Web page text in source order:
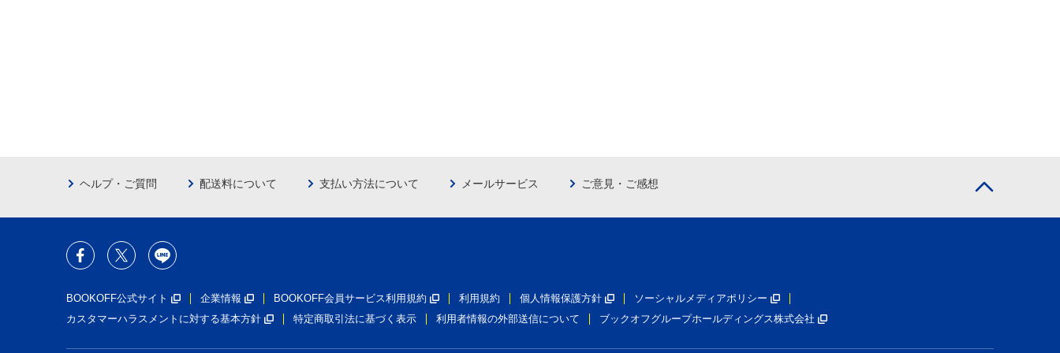
ヘルプ・ご質問 配送料について 支払い方法について メールサービス ご意見・ご感想
BOOKOFF公式サイト 企業情報 BOOKOFF会員サービス利用規約 利用規約 個人情報保護方針
ソーシャルメディアポリシー
カスタマーハラスメントに対する基本方針
特定商取引法に基づく表示 利用者情報の外部送信について ブックオフグループホールディングス株式会社